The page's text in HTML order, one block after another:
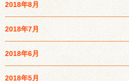
2018年8月
2018年7月
2018年6月
2018年5月